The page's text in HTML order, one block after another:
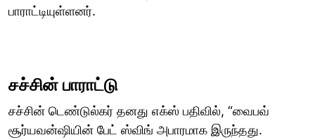
பாராட்டியுள்ளனர்.
சச்சின் பாராட்டு
சச்சின் டெண்டுல்கர் தனது எக்ஸ் பதிவில், “வைபவ்
சூர்யவன்ஷியின் பேட் ஸ்விங் அபாரமாக இருந்தது.